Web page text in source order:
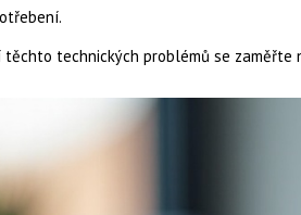
těchto technických problémů se zaměřte